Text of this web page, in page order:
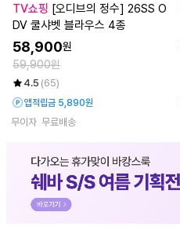
TV쇼핑
DV 쿨샤벳 블라우스 4종
58,900원
59,900원
4.5 (65)
앱적립금 5,890원
무이자 무료배송